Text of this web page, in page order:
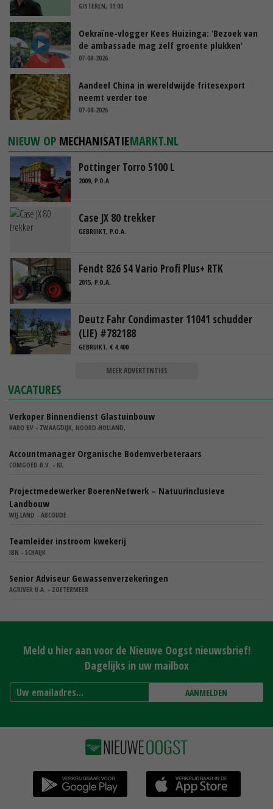
GISTEREN, 11:00
Oekraïne-vlogger Kees Huizinga: ‘Bezoek van
de ambassade mag zelf groente plukken’
07-08-2026
Aandeel China in wereldwijde fritesexport
neemt verder toe
07-08-2026
NIEUW OP MECHANISATIEMARKT.NL
Pottinger Torro 5100 L
2009, P.O.A.
Case JX 80 trekker
GEBRUIKT, P.O.A.
Fendt 826 S4 Vario Profi Plus+ RTK
2015, P.O.A.
Deutz Fahr Condimaster 11041 schudder
(LIE) #782188
GEBRUIKT, € 4.400
MEER ADVERTENTIES
VACATURES
Verkoper Binnendienst Glastuinbouw
KARO BV - ZWAAGDIJK, NOORD-HOLLAND,
Accountmanager Organische Bodemverbeteraars
COMGOED B.V. - NL
Projectmedewerker BoerenNetwerk – Natuurinclusieve
Landbouw
WIJ.LAND - ABCOUDE
Teamleider instroom kwekerij
IBN - SCHAIJK
Senior Adviseur Gewassenverzekeringen
AGRIVER U.A. - ZOETERMEER
Meld u hier aan voor de Nieuwe Oogst nieuwsbrief!
Dagelijks in uw mailbox
AANMELDEN